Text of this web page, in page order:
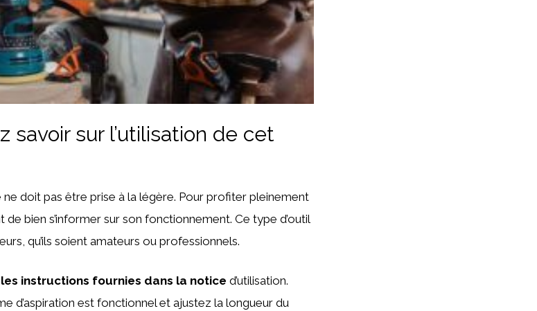
savoir sur l’utilisation de cet
ne doit pas être prise à la légère. Pour profiter pleinement
bien s’informer sur son fonctionnement. Ce type d’outil
qu’ils soient amateurs ou professionnels.
instructions fournies dans la notice d’utilisation.
d’aspiration est fonctionnel et ajustez la longueur du